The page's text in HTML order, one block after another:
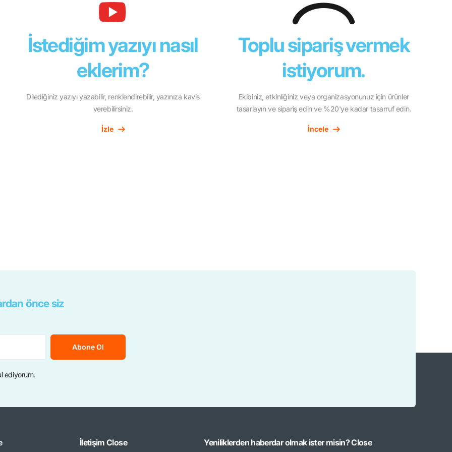
İstediğim yazıyı nasıl
eklerim?
Dilediğiniz yazıyı yazabilir, renklendirebilir, yazınıza kavis
verebilirsiniz.
İzle
Toplu sipariş vermek
istiyorum.
Ekibiniz, etkinliğiniz veya organizasyonunuz için ürünler
tasarlayın ve sipariş edin ve %20'ye kadar tasarruf edin.
İncele
önce siz
Abone Ol
ediyorum.
İletişimClose Yeniliklerden haberdar olmak ister misin?Close